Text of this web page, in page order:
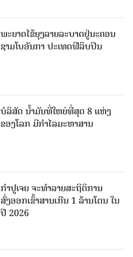
ພະຍາດໄຂ້ຍຸງລາຍລະບາດຢູ່ນະຄອນ
ຊາມໂບ​ອັນກາ ປະເທດຟີລິບປິນ
ບໍລິສັດ ນ້ຳມັນທີ່ໃຫຍ່ທີ່ສຸດ 8 ແຫ່ງ
ຂອງໂລກ ມີກຳໄລມະຫາສານ
ກຳປູເຈຍ ຈະທຳລາຍສະຖິຕິການ
ສົ່ງອອກເຂົ້າສານເກີນ 1 ລ້ານໂຕນ ໃນ
ປີ 2026